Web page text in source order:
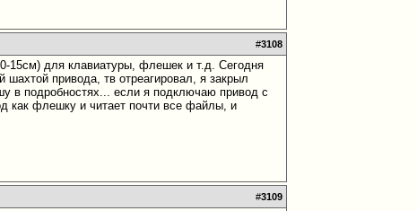
#3108
15см) для клавиатуры, флешек и т.д. Сегодня
привода, тв отреагировал, я закрыл
в подробностях... если я подключаю привод с
как флешку и читает почти все файлы, и
#3109